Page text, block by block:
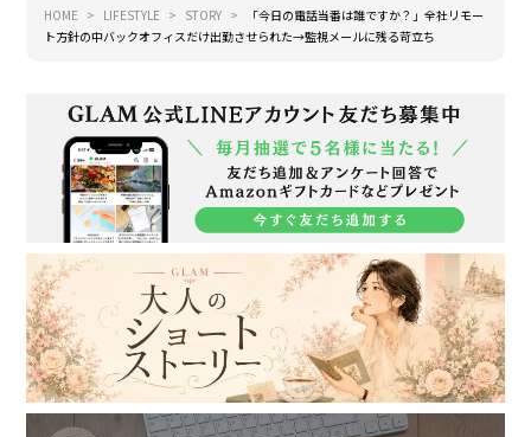
HOME LIFESTYLE STORY
「今日の電話当番は誰ですか？」全社リモー
ト方針の中バックオフィスだけ出勤させられた→監視メールに残る苛立ち